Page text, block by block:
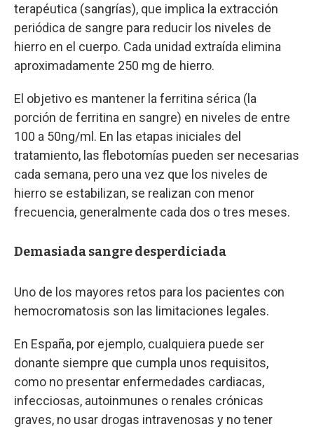
terapéutica (sangrías), que implica la extracción
periódica de sangre para reducir los niveles de
hierro en el cuerpo. Cada unidad extraída elimina
aproximadamente 250 mg de hierro.
El objetivo es mantener la ferritina sérica (la
porción de ferritina en sangre) en niveles de entre
100 a 50ng/ml. En las etapas iniciales del
tratamiento, las flebotomías pueden ser necesarias
cada semana, pero una vez que los niveles de
hierro se estabilizan, se realizan con menor
frecuencia, generalmente cada dos o tres meses.
Demasiada sangre desperdiciada
Uno de los mayores retos para los pacientes con
hemocromatosis son las limitaciones legales.
En España, por ejemplo, cualquiera puede ser
donante siempre que cumpla unos requisitos,
como no presentar enfermedades cardiacas,
infecciosas, autoinmunes o renales crónicas
graves, no usar drogas intravenosas y no tener